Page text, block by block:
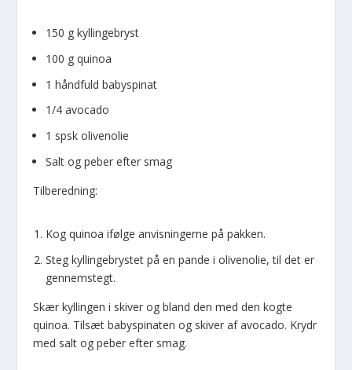
150 g kyllingebryst
100 g quinoa
1 håndfuld babyspinat
1/4 avocado
1 spsk olivenolie
Salt og peber efter smag
Tilberedning:
Kog quinoa ifølge anvisningerne på pakken.
Steg kyllingebrystet på en pande i olivenolie, til det er
gennemstegt.
Skær kyllingen i skiver og bland den med den kogte
quinoa. Tilsæt babyspinaten og skiver af avocado. Krydr
med salt og peber efter smag.